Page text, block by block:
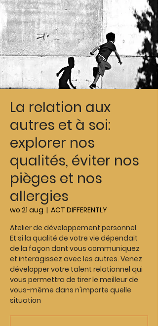
La relation aux
autres et à soi:
explorer nos
qualités, éviter nos
pièges et nos
allergies
wo 21 aug
  |
ACT DIFFERENTLY
Atelier de développement personnel.
Et si la qualité de votre vie dépendait
de la façon dont vous communiquez
et interagissez avec les autres. Venez
développer votre talent relationnel qui
vous permettra de tirer le meilleur de
vous-même dans n'importe quelle